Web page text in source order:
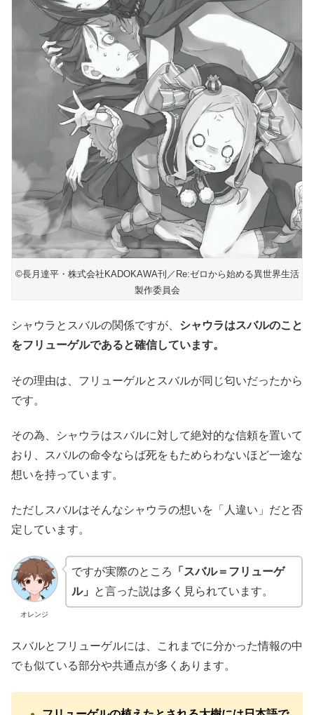
©長月達平・株式会社KADOKAWA刊／Re:ゼロから始める異世界生活
製作委員会
シャウラとスバルの関係ですが、 シャウラはスバルのこと
をフリューゲルであると確信しています。
その理由は、フリューゲルとスバルが同じ匂いだったから
です。
その為、シャウラはスバルに対して絶対的な信頼を置いて
おり、スバルの命令ならば死をもためらわないほど一途な
想いを持っています。
ただしスバルはそんなシャウラの想いを「人違い」だと否
定しています。
オレンジ
ですが実際のところ 「スバル＝フリューゲ
ル」
と言った説は多く見られています。
スバルとフリューゲルには、これまでに分かった情報の中
でも似ている部分や共通点が多くあります。